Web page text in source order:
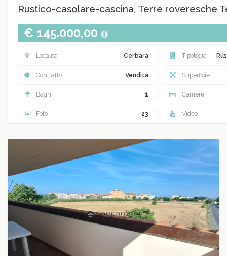
Rustico-casolare-cascina, Terre roveresche
€ 145.000,00
Località Cerbara Tipologia
Contratto Vendita Superficie
Bagni 1 Camere
Foto 23 Video